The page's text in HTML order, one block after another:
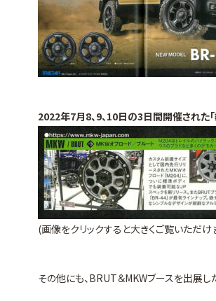
2022年7月8、9、10日の3日間開催された
(画像をクリックすると大きくご覧いただけま
その他にも、BRUT＆MKWブースを出展し